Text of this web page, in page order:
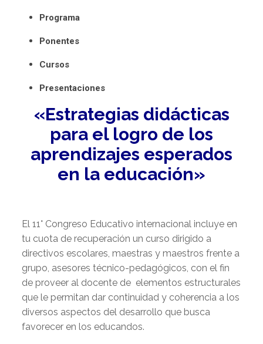
Programa
Ponentes
Cursos
Presentaciones
«Estrategias didácticas
para el logro de los
aprendizajes esperados
en la educación»
El 11° Congreso Educativo internacional incluye en
tu cuota de recuperación un curso dirigido a
directivos escolares, maestras y maestros frente a
grupo, asesores técnico-pedagógicos, con el fin
de proveer al docente de elementos estructurales
que le permitan dar continuidad y coherencia a los
diversos aspectos del desarrollo que busca
favorecer en los educandos.